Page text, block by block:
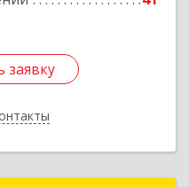
заявку
заявку